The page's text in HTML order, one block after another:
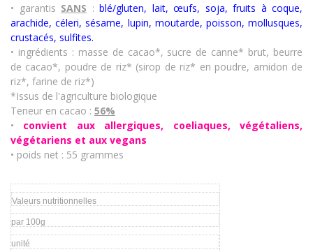
• garantis SANS : blé/gluten, lait, œufs, soja, fruits à coque,
arachide, céleri, sésame, lupin, moutarde, poisson, mollusques,
crustacés, sulfites.
• ingrédients : masse de cacao*, sucre de canne* brut, beurre
de cacao*, poudre de riz* (sirop de riz* en poudre, amidon de
riz*, farine de riz*)
*Issus de l'agriculture biologique
Teneur en cacao : 56%
• convient aux allergiques, coeliaques, végétaliens,
végétariens et aux vegans
• poids net : 55 grammes
Valeurs nutritionnelles
par 100g
unité